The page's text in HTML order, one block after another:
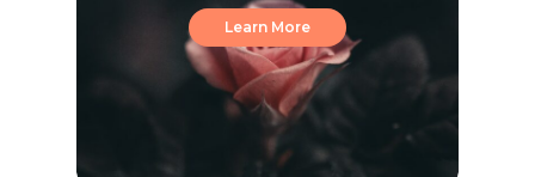
Learn More